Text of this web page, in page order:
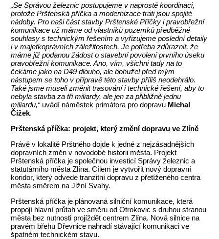
„Se Správou železnic postupujeme v naprosté koordinaci,
protože Prštenská příčka a modernizace trati jsou spojité
nádoby. Pro naši část stavby Prštenské Příčky i pravobřežní
komunikace už máme od vlastníků pozemků předběžné
souhlasy s technickým řešením a vyřizujeme poslední detaily
i v majetkoprávních záležitostech. Je potřeba zdůraznit, že
máme již podanou žádost o stavební povolení prvního úseku
pravobřežní komunikace. Ano, vím, všichni tady na to
čekáme jako na D49 dlouho, ale bohužel před mým
nástupem se toho v přípravě této stavby příliš neodehrálo.
Také jsme museli změnit trasování i technické řešení, aby to
nebyla stavba za tři miliardy, ale jen za přibližně jednu
miliardu,“uvádí náměstek primátora pro dopravu Michal
Čížek.
Prštenská příčka: projekt, který změní dopravu ve Zlíně
Právě v lokalitě Prštného dojde k jedné z nejzásadnějších
dopravních změn v novodobé historii města. Projekt
Prštenská příčka je společnou investicí Správy železnic a
statutárního města Zlína. Cílem je vytvořit nový dopravní
koridor, který odvede tranzitní dopravu z přetíženého centra
města směrem na Jižní Svahy.
Prštenská příčka je plánovaná silniční komunikace, která
propojí hlavní průtah ve směru od Otrokovic s druhou stranou
města bez nutnosti projíždět centrem Zlína. Nová silnice na
pravém břehu Dřevnice nahradí stávající komunikaci ve
špatném technickém stavu.